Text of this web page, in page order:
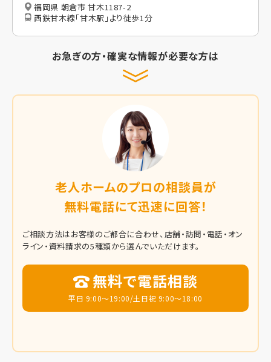
福岡県 朝倉市 甘木1187-2
西鉄甘木線「甘木駅」より徒歩1分
お急ぎの方・確実な情報が必要な方は
老人ホームのプロの相談員が
無料電話にて迅速に回答！
ご相談方法はお客様のご都合に合わせ、店舗・訪問・電話・オン
ライン・資料請求の5種類から選んでいただけます。
無料で電話相談
平日 9:00～19:00/土日祝 9:00～18:00